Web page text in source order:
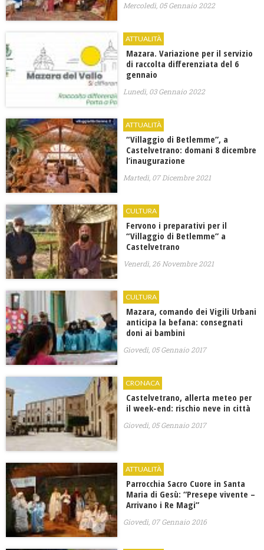
Mercoledì, 05 Gennaio 2022
ATTUALITÀ
Mazara. Variazione per il servizio
di raccolta differenziata del 6
gennaio
Lunedì, 03 Gennaio 2022
ATTUALITÀ
“Villaggio di Betlemme”, a
Castelvetrano: domani 8 dicembre
l’inaugurazione
Martedì, 07 Dicembre 2021
CULTURA
Fervono i preparativi per il
“Villaggio di Betlemme” a
Castelvetrano
Venerdì, 26 Novembre 2021
CULTURA
Mazara, comando dei Vigili Urbani
anticipa la befana: consegnati
doni ai bambini
Giovedì, 05 Gennaio 2017
CRONACA
Castelvetrano, allerta meteo per
il week-end: rischio neve in città
Giovedì, 05 Gennaio 2017
ATTUALITÀ
Parrocchia Sacro Cuore in Santa
Maria di Gesù: “Presepe vivente –
Arrivano i Re Magi”
Giovedì, 07 Gennaio 2016